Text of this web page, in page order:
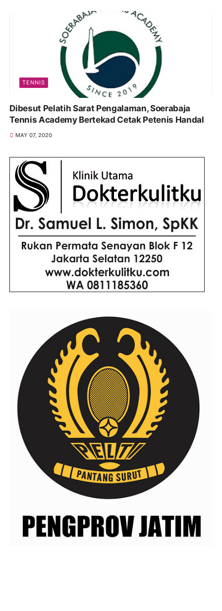
TENNIS
Dibesut Pelatih Sarat Pengalaman, Soerabaja
Tennis Academy Bertekad Cetak Petenis Handal
MAY 07, 2020